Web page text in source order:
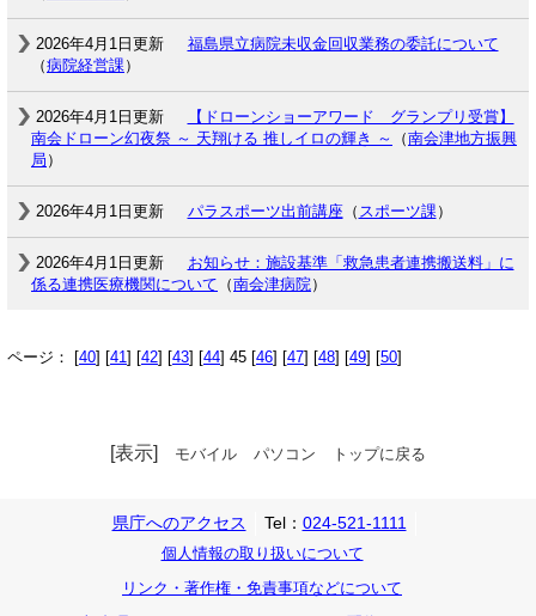
2026年4月1日更新
福島県立病院未収金回収業務の委託について
（病院経営課）
2026年4月1日更新
【ドローンショーアワード グランプリ受賞】
南会ドローン幻夜祭 ～ 天翔ける 推しイロの輝き ～
（南会津地方振興
局 ）
2026年4月1日更新 パラスポーツ出前講座（ スポーツ課）
2026年4月1日更新
お知らせ：施設基準「救急患者連携搬送料」に
係る連携医療機関について （南会津病院）
ページ： [40] [41] [42] [43] [44] 45 [46] [47] [48] [49] [50]
[表示] モバイル パソコン トップに戻る
県庁へのアクセス Tel： 024-521-1111
個人情報の取り扱いについて
リンク・著作権・免責事項などについて